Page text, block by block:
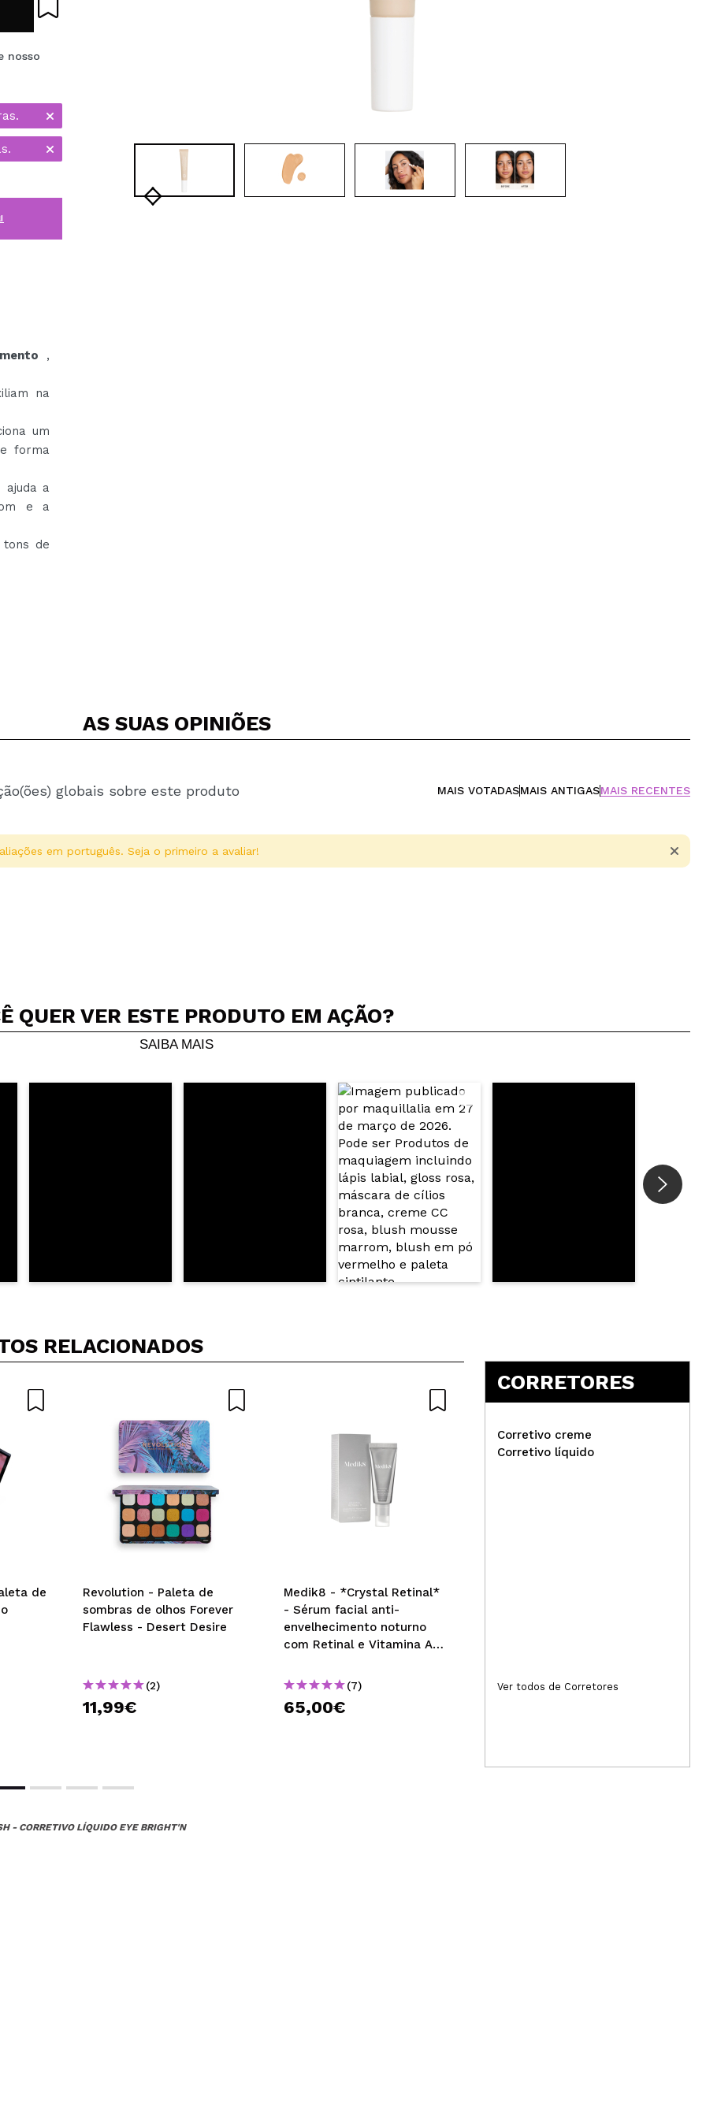
nosso
,
na
um
forma
ajuda a
e a
de
AS SUAS OPINIÕES
globais sobre este produto MAIS VOTADASMAIS ANTIGASMAIS RECENTES
Compartilhar um vídeo ou uma foto
Sim Não 5/5
em português. Seja o primeiro a avaliar!
QUER VER ESTE PRODUTO EM AÇÃO?
SAIBA MAIS
RELACIONADOS
de
Revolution - Paleta de
sombras de olhos Forever
Flawless - Desert Desire
(2)
11,99€
Medik8 - *Crystal Retinal*
- Sérum facial anti-
envelhecimento noturno
com Retinal e Vitamina A
Retinal 3
(7)
65,00€
(4)
CORRETORES
Corretivo creme
Corretivo líquido
Ver todos de Corretores
- CORRETIVO LÍQUIDO EYE BRIGHT'N